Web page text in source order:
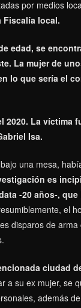
por medios
local.
edad, se
La mujer de
lo que sería el
La víctima
Isa.
una mesa,
es
-20 años-,
el
disparos de
ciudad
a su ex mujer, se
además